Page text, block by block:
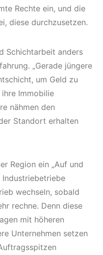
Rechte ein, und die
diese durchzusetzen.
Schichtarbeit anders
„Gerade jüngere
um Geld zu
ihre Immobilie
nähmen den
Standort erhalten
Region ein „Auf und
Industriebetriebe
wechseln, sobald
rechne. Denn diese
mit höheren
Unternehmen setzen